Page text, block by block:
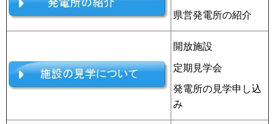
県営発電所の紹介
開放施設
定期見学会
発電所の見学申し込
み